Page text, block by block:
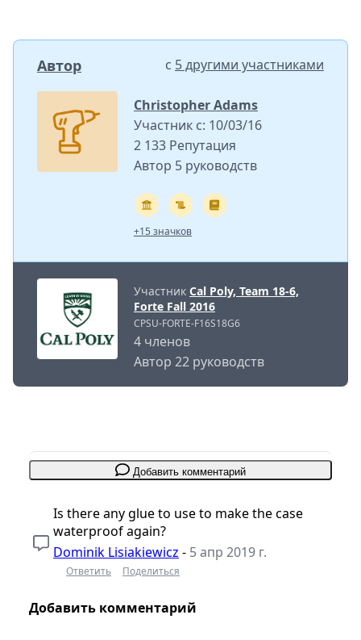
Автор с 5 другими участниками
Christopher Adams
Участник с: 10/03/16
2 133 Репутация
Автор 5 руководств
+15 значков
Участник Cal Poly, Team 18-6,
Forte Fall 2016
CPSU-FORTE-F16S18G6
4 членов
Автор 22 руководств
Добавить комментарий
Is there any glue to use to make the case
waterproof again?
Dominik Lisiakiewicz - 5 апр 2019 г.
Ответить Поделиться
Добавить комментарий